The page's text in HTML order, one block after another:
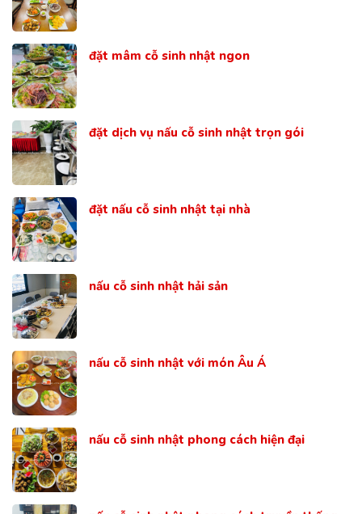
đặt mâm cỗ sinh nhật ngon
đặt dịch vụ nấu cỗ sinh nhật trọn gói
đặt nấu cỗ sinh nhật tại nhà
nấu cỗ sinh nhật hải sản
nấu cỗ sinh nhật với món Âu Á
nấu cỗ sinh nhật phong cách hiện đại